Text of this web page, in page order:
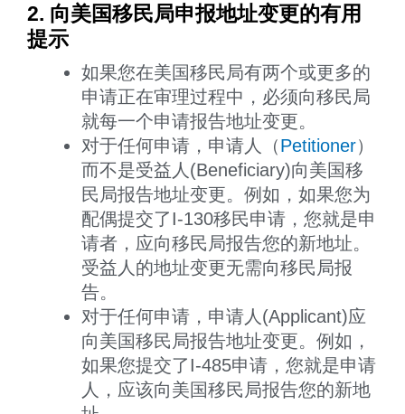
2. 向美国移民局申报地址变更的有用
提示
如果您在美国移民局有两个或更多的
申请正在审理过程中，必须向移民局
就每一个申请报告地址变更。
对于任何申请，申请人（Petitioner）
而不是受益人(Beneficiary)向美国移
民局报告地址变更。例如，如果您为
配偶提交了I-130移民申请，您就是申
请者，应向移民局报告您的新地址。
受益人的地址变更无需向移民局报
告。
对于任何申请，申请人(Applicant)应
向美国移民局报告地址变更。例如，
如果您提交了I-485申请，您就是申请
人，应该向美国移民局报告您的新地